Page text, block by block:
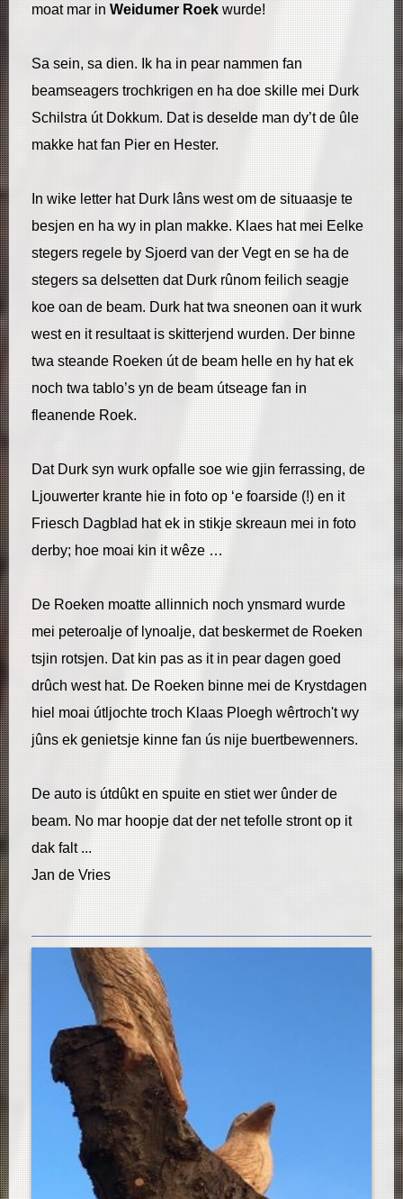
moat mar in Weidumer Roek wurde!
Sa sein, sa dien. Ik ha in pear nammen fan
beamseagers trochkrigen en ha doe skille mei Durk
Schilstra út Dokkum. Dat is deselde man dy’t de ûle
makke hat fan Pier en Hester.
In wike letter hat Durk lâns west om de situaasje te
besjen en ha wy in plan makke. Klaes hat mei Eelke
stegers regele by Sjoerd van der Vegt en se ha de
stegers sa delsetten dat Durk rûnom feilich seagje
koe oan de beam. Durk hat twa sneonen oan it wurk
west en it resultaat is skitterjend wurden. Der binne
twa steande Roeken út de beam helle en hy hat ek
noch twa tablo’s yn de beam útseage fan in
fleanende Roek.
Dat Durk syn wurk opfalle soe wie gjin ferrassing, de
Ljouwerter krante hie in foto op ‘e foarside (!) en it
Friesch Dagblad hat ek in stikje skreaun mei in foto
derby; hoe moai kin it wêze …
De Roeken moatte allinnich noch ynsmard wurde
mei peteroalje of lynoalje, dat beskermet de Roeken
tsjin rotsjen. Dat kin pas as it in pear dagen goed
drûch west hat. De Roeken binne mei de Krystdagen
hiel moai útljochte troch Klaas Ploegh wêrtroch't wy
jûns ek genietsje kinne fan ús nije buertbewenners.
De auto is útdûkt en spuite en stiet wer ûnder de
beam. No mar hoopje dat der net tefolle stront op it
dak falt ...
Jan de Vries